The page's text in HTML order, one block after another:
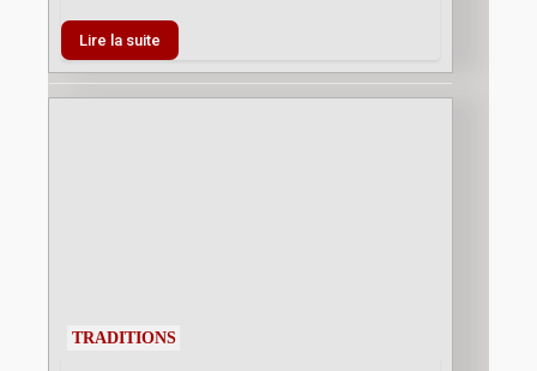
Lire la suite
TRADITIONS